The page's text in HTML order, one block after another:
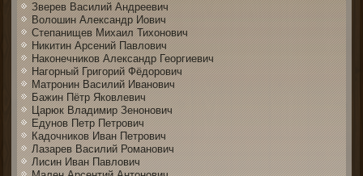
Зверев Василий Андреевич
Волошин Александр Иович
Степанищев Михаил Тихонович
Никитин Арсений Павлович
Наконечников Александр Георгиевич
Нагорный Григорий Фёдорович
Матронин Василий Иванович
Бажин Пётр Яковлевич
Царюк Владимир Зенонович
Едунов Петр Петрович
Кадочников Иван Петрович
Лазарев Василий Романович
Лисин Иван Павлович